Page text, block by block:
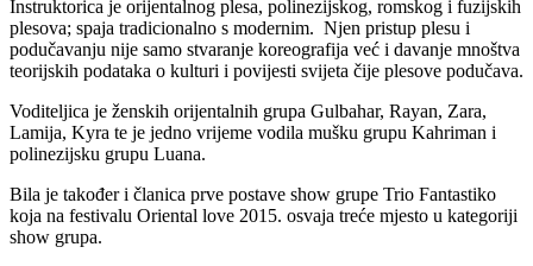
Instruktorica je orijentalnog plesa, polinezijskog, romskog i fuzijskih
plesova; spaja tradicionalno s modernim. Njen pristup plesu i
podučavanju nije samo stvaranje koreografija već i davanje mnoštva
teorijskih podataka o kulturi i povijesti svijeta čije plesove podučava.
Voditeljica je ženskih orijentalnih grupa Gulbahar, Rayan, Zara,
Lamija, Kyra te je jedno vrijeme vodila mušku grupu Kahriman i
polinezijsku grupu Luana.
Bila je također i članica prve postave show grupe Trio Fantastiko
koja na festivalu Oriental love 2015. osvaja treće mjesto u kategoriji
show grupa.